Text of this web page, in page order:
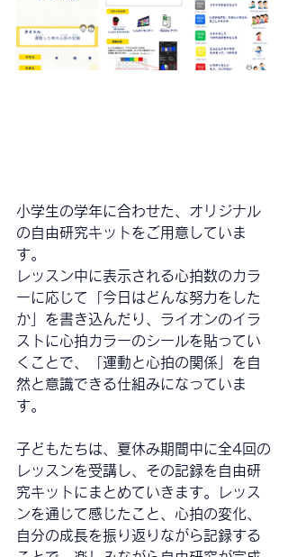
小学生の学年に合わせた、 オリジナル
の自由研究キットをご用意していま
す。
レッスン中に表示される心拍数のカラ
ーに応じて「今日はどんな努力をした
か」を書き込んだり、ライオンのイラ
ストに心拍カラーのシールを貼ってい
くことで、「運動と心拍の関係」を自
然と意識できる仕組みになっていま
す。
子どもたちは、 夏休み期間中に全4回の
レッスンを受講し、その記録を自由研
究キットにまとめていきます。レッス
ンを通じて感じたこと、心拍の変化、
自分の成長を振り返りながら記録する